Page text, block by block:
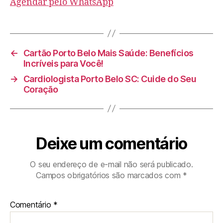
←
Cartão Porto Belo Mais Saúde: Benefícios
Incríveis para Você!
→
Cardiologista Porto Belo SC: Cuide do Seu
Coração
Deixe um comentário
O seu endereço de e-mail não será publicado.
Campos obrigatórios são marcados com *
Comentário *